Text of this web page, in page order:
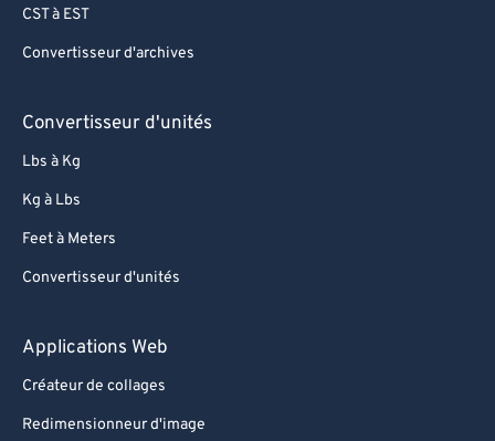
CST à EST
Convertisseur d'archives
Convertisseur d'unités
Lbs à Kg
Kg à Lbs
Feet à Meters
Convertisseur d'unités
Applications Web
Créateur de collages
Redimensionneur d'image